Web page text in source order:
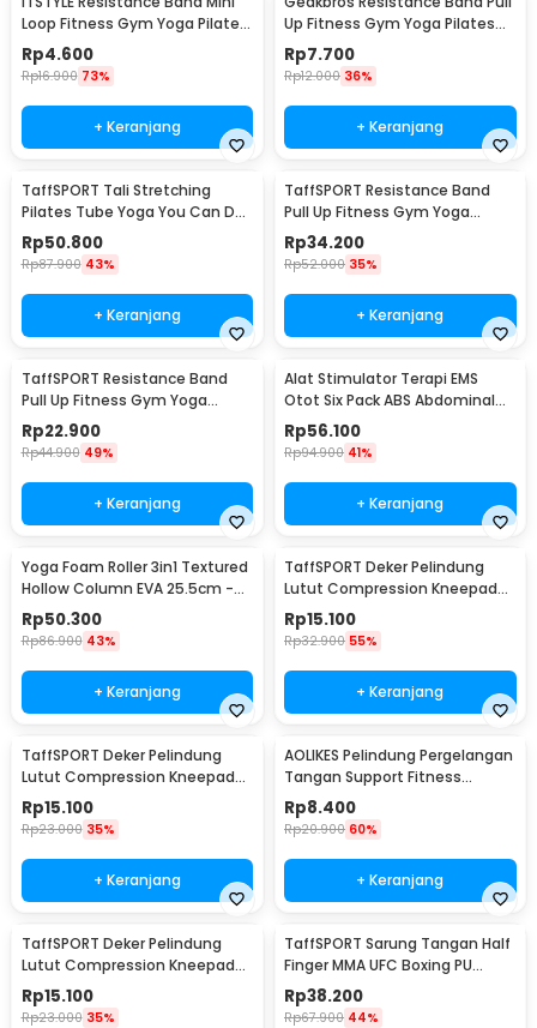
Loop Fitness Gym Yoga Pilates
Latex - ITS05
Rp4.600
Rp16.900 73%
+ Keranjang
Up Fitness Gym Yoga Pilates
Karet TPR - GK-YG34
Rp7.700
Rp12.000 36%
+ Keranjang
TaffSPORT Tali Stretching
Pilates Tube Yoga You Can Do
It 11 Set - R11
Rp50.800
Rp87.900 43%
+ Keranjang
TaffSPORT Resistance Band
Pull Up Fitness Gym Yoga
Pilates Latex Size L - Y66OR
Rp34.200
Rp52.000 35%
+ Keranjang
TaffSPORT Resistance Band
Pull Up Fitness Gym Yoga
Pilates Latex Size M - Y66OR
Rp22.900
Rp44.900 49%
+ Keranjang
Alat Stimulator Terapi EMS
Otot Six Pack ABS Abdominal
Muscle - 068R2
Rp56.100
Rp94.900 41%
+ Keranjang
Yoga Foam Roller 3in1 Textured
Hollow Column EVA 25.5cm -
H0031
Rp50.300
Rp86.900 43%
+ Keranjang
TaffSPORT Deker Pelindung
Lutut Compression Kneepad
Gym Fitness 1 PCS M - SS7
Rp15.100
Rp32.900 55%
+ Keranjang
TaffSPORT Deker Pelindung
Lutut Compression Kneepad
Gym Fitness 1 PCS L - SS7
Rp15.100
Rp23.000 35%
+ Keranjang
AOLIKES Pelindung Pergelangan
Tangan Support Fitness
Olahraga - 1526
Rp8.400
Rp20.900 60%
+ Keranjang
TaffSPORT Deker Pelindung
Lutut Compression Kneepad
Gym Fitness 1 PCS XL - SS7
Rp15.100
Rp23.000 35%
TaffSPORT Sarung Tangan Half
Finger MMA UFC Boxing PU
Leather Gloves - FE-BO0027
Rp38.200
Rp67.900 44%